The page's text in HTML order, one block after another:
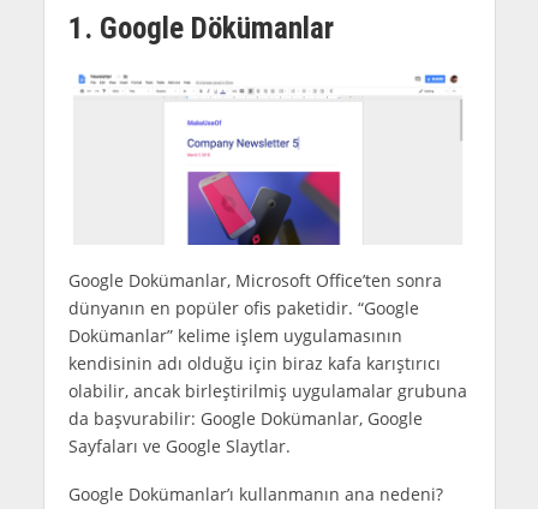
1. Google Dökümanlar
Google Dokümanlar, Microsoft Office’ten sonra
dünyanın en popüler ofis paketidir. “Google
Dokümanlar” kelime işlem uygulamasının
kendisinin adı olduğu için biraz kafa karıştırıcı
olabilir, ancak birleştirilmiş uygulamalar grubuna
da başvurabilir: Google Dokümanlar, Google
Sayfaları ve Google Slaytlar.
Google Dokümanlar’ı kullanmanın ana nedeni?